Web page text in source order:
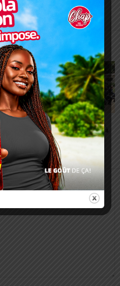
PLUS DE L'AUTEUR
scolaire
consultez la
des écoles
Non classé
ESSAL 2026 : les
admissibles convoqués
pour la visite médicale à
Lomé